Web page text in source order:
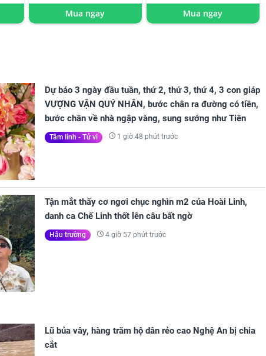
Mua ngay
Mua ngay
Dự báo 3 ngày đầu tuần, thứ 2, thứ 3, thứ 4, 3 con giáp
VƯỢNG VẬN QUÝ NHÂN, bước chân ra đường có tiền,
bước chân về nhà ngập vàng, sung sướng như Tiên
Tâm linh - Tử vi 1 giờ 48 phút trước
Tận mắt thấy cơ ngơi chục nghìn m2 của Hoài Linh,
danh ca Chế Linh thốt lên câu bất ngờ
Hậu trường 4 giờ 57 phút trước
Lũ bủa vây, hàng trăm hộ dân rẻo cao Nghệ An bị chia
cắt